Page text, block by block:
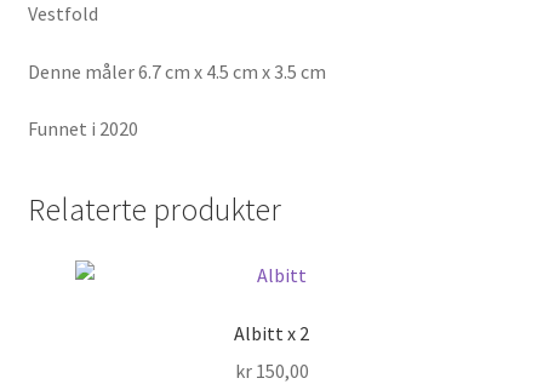
Vestfold
Denne måler 6.7 cm x 4.5 cm x 3.5 cm
Funnet i 2020
Relaterte produkter
Albitt x 2
kr150,00